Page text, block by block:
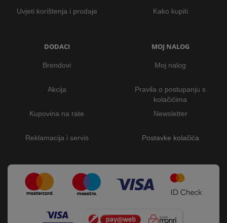
Uvjeti korištenja i prodaje Kako kupiti
DODACI
Brendovi
Akcija
Kupovina na rate
Reklamacija i servis
MOJ NALOG
Moj nalog
Pravila o postupanju s
kolačićima
Newsletter
Postavke kolačića